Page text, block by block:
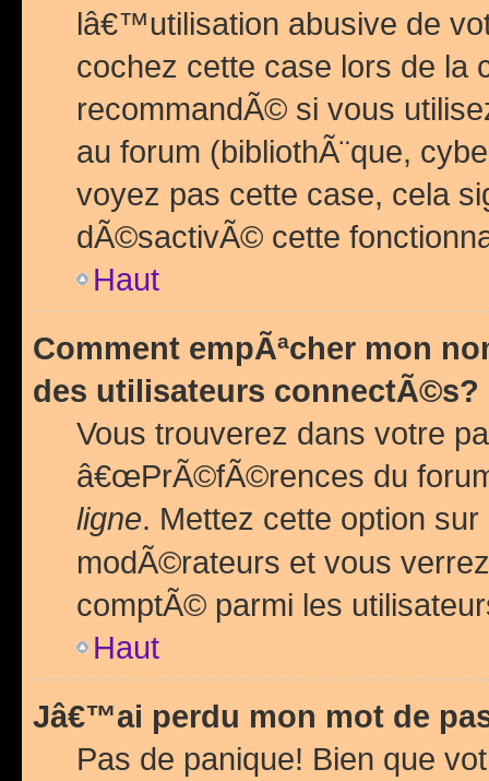
lâ€™utilisation abusive de
cochez cette case lors de
recommandÃ© si vous
au forum (bibliothÃ¨que,
voyez pas cette case, cela
dÃ©sactivÃ© cette
Haut
Comment empÃªcher mon
des utilisateurs connectÃ©s?
Vous trouverez dans votre
â€œPrÃ©fÃ©rences du
ligne. Mettez cette option sur
modÃ©rateurs et vous
comptÃ© parmi les
Haut
Jâ€™ai perdu mon mot de
Pas de panique! Bien que